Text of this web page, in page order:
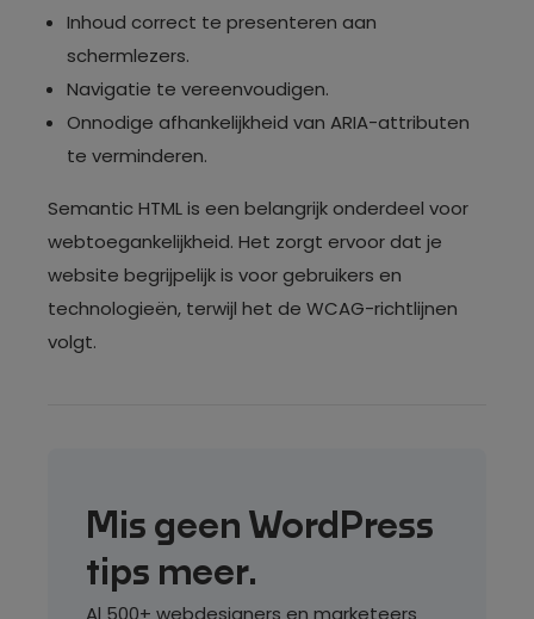
Inhoud correct te presenteren aan
schermlezers.
Navigatie te vereenvoudigen.
Onnodige afhankelijkheid van ARIA-attributen
te verminderen.
Semantic HTML is een belangrijk onderdeel voor
webtoegankelijkheid. Het zorgt ervoor dat je
website begrijpelijk is voor gebruikers en
technologieën, terwijl het de WCAG-richtlijnen
volgt.
Mis geen WordPress
tips meer.
Al 500+ webdesigners en marketeers